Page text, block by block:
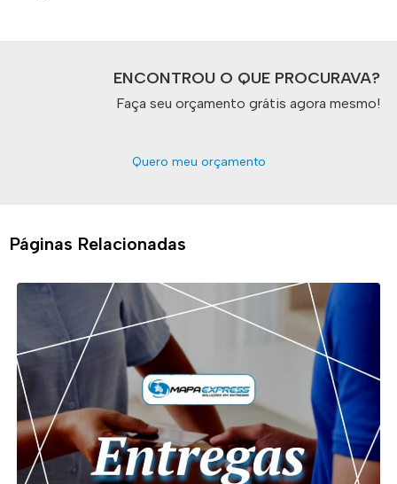
ENCONTROU O QUE PROCURAVA?
Faça seu orçamento grátis agora mesmo!
Quero meu orçamento
Páginas Relacionadas